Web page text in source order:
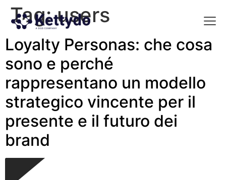
Tag:users
Loyalty Personas: che cosa
sono e perché
rappresentano un modello
strategico vincente per il
presente e il futuro dei
brand